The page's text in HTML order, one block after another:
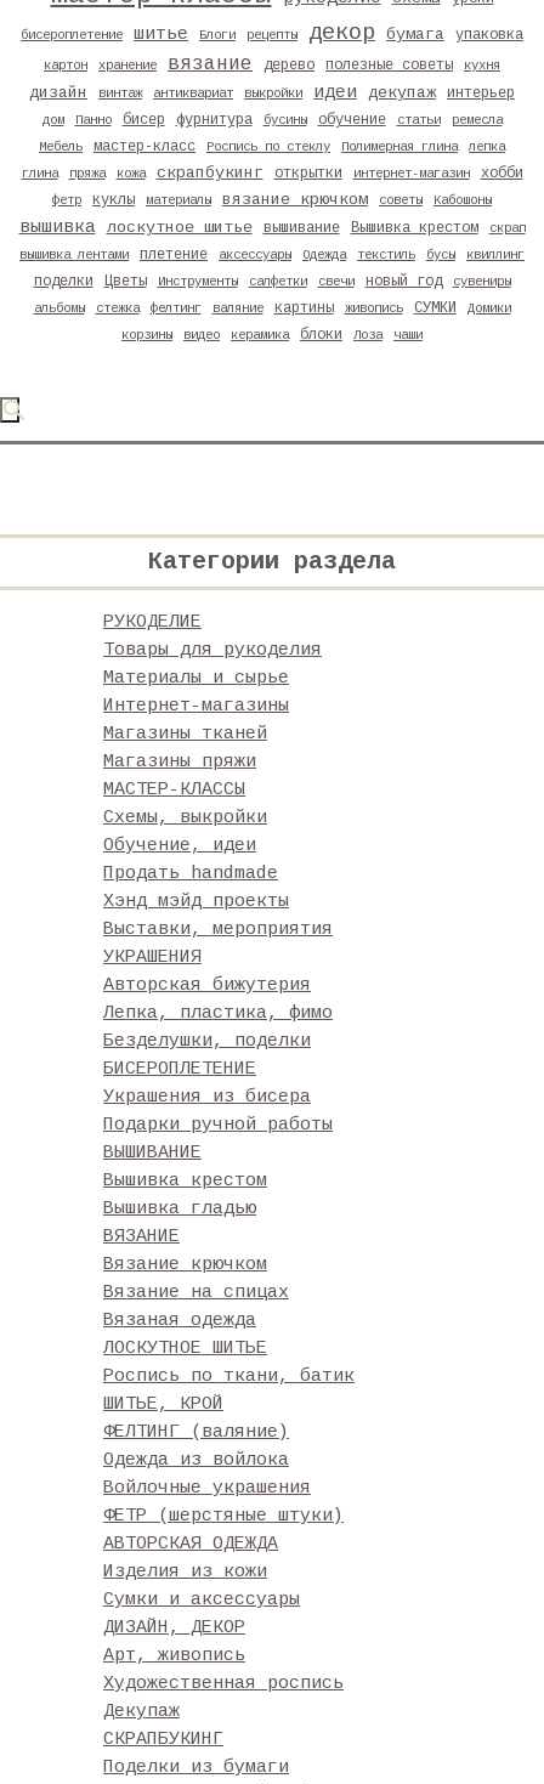
бисероплетение шитье Блоги рецепты декор бумага упаковка
картон хранение вязание дерево полезные советы кухня
дизайн винтаж антиквариат выкройки идеи декупаж интерьер
дом Панно бисер фурнитура бусины обучение статьи
ремесла
Мебель
мастер-класс Роспись по стеклу Полимерная глина
лепка
глина
пряжа кожа скрапбукинг открытки интернет-магазин хобби
фетр куклы материалы вязание крючком советы Кабошоны
вышивка лоскутное шитье вышивание Вышивка крестом
скрап
вышивка лентами
плетение аксессуары Одежда текстиль бусы квиллинг
поделки Цветы Инструменты салфетки свечи новый год
сувениры
альбомы
стежка фелтинг валяние картины живопись СУМКИ
Домики
корзины
видео керамика блоки Лоза чаши
Категории раздела
РУКОДЕЛИЕ
Товары для рукоделия
Материалы и сырье
Интернет-магазины
Магазины тканей
Магазины пряжи
МАСТЕР-КЛАССЫ
Схемы, выкройки
Обучение, идеи
Продать handmade
Хэнд мэйд проекты
Выставки, мероприятия
УКРАШЕНИЯ
Авторская бижутерия
Лепка, пластика, фимо
Безделушки, поделки
БИСЕРОПЛЕТЕНИЕ
Украшения из бисера
Подарки ручной работы
ВЫШИВАНИЕ
Вышивка крестом
Вышивка гладью
ВЯЗАНИЕ
Вязание крючком
Вязание на спицах
Вязаная одежда
ЛОСКУТНОЕ ШИТЬЕ
Роспись по ткани, батик
ШИТЬЕ, КРОЙ
ФЕЛТИНГ (валяние)
Одежда из войлока
Войлочные украшения
ФЕТР (шерстяные штуки)
АВТОРСКАЯ ОДЕЖДА
Изделия из кожи
Сумки и аксессуары
ДИЗАЙН, ДЕКОР
Арт, живопись
Художественная роспись
Декупаж
СКРАПБУКИНГ
Поделки из бумаги